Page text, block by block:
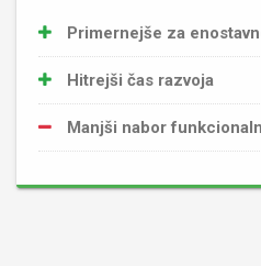
Primernejše za
Hitrejši čas razvoja
Manjši nabor